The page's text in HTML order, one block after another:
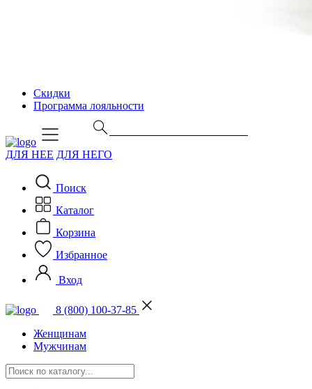
Скидки
Программа лояльности
ДЛЯ НЕЕ ДЛЯ НЕГО
Поиск
Каталог
Корзина
Избранное
Вход
8 (800) 100-37-85
Женщинам
Мужчинам